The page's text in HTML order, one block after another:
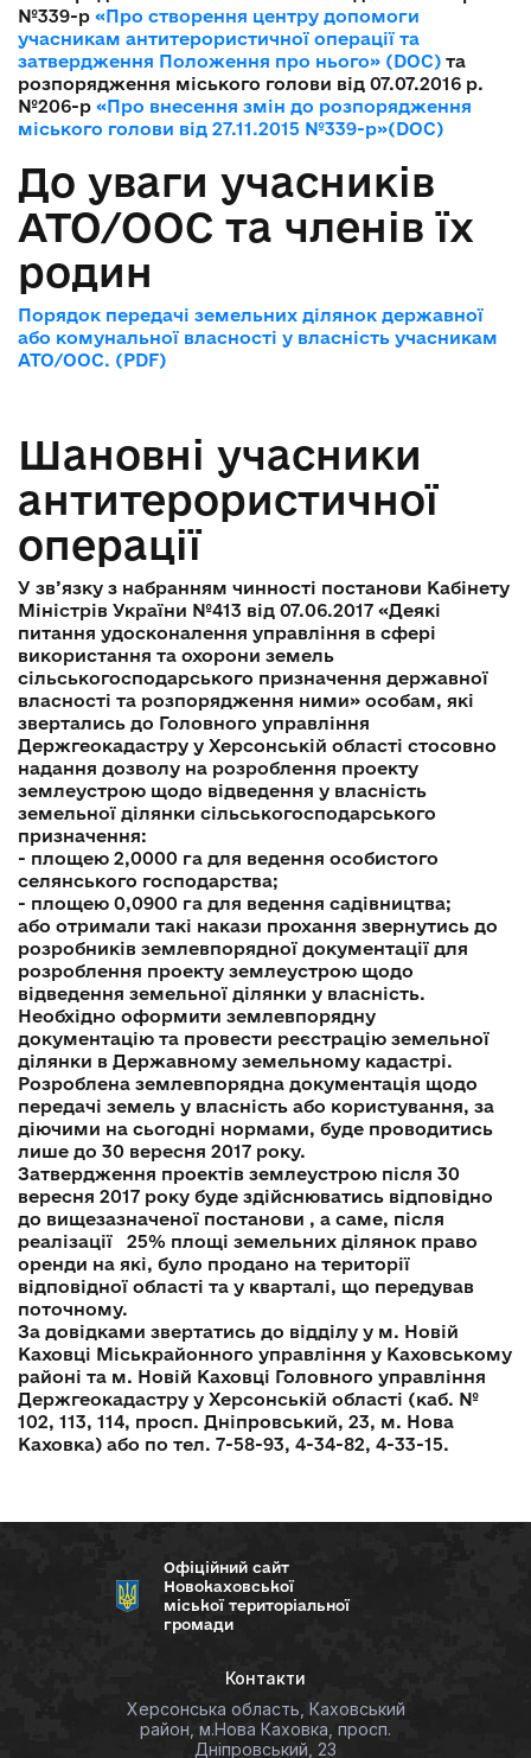
№339-р «Про створення центру допомоги
учасникам антитерористичної операції та
затвердження Положення про нього» (DOC) та
розпорядження міського голови від 07.07.2016 р.
№206-р «Про внесення змін до розпорядження
міського голови від 27.11.2015 №339-р»(DOC)
До уваги учасників
АТО/ООС та членів їх
родин
Порядок передачі земельних ділянок державної
або комунальної власності у власність учасникам
АТО/ООС. (PDF)
Шановні учасники
антитерористичної
операції
У зв’язку з набранням чинності постанови Кабінету
Міністрів України №413 від 07.06.2017 «Деякі
питання удосконалення управління в сфері
використання та охорони земель
сільськогосподарського призначення державної
власності та розпорядження ними» особам, які
звертались до Головного управління
Держгеокадастру у Херсонській області стосовно
надання дозволу на розроблення проекту
землеустрою щодо відведення у власність
земельної ділянки сільськогосподарського
призначення:
- площею 2,0000 га для ведення особистого
селянського господарства;
- площею 0,0900 га для ведення садівництва;
або отримали такі накази прохання звернутись до
розробників землевпорядної документації для
розроблення проекту землеустрою щодо
відведення земельної ділянки у власність.
Необхідно оформити землевпорядну
документацію та провести реєстрацію земельної
ділянки в Державному земельному кадастрі.
Розроблена землевпорядна документація щодо
передачі земель у власність або користування, за
діючими на сьогодні нормами, буде проводитись
лише до 30 вересня 2017 року.
Затвердження проектів землеустрою після 30
вересня 2017 року буде здійснюватись відповідно
до вищезазначеної постанови , а саме, після
реалізації 25% площі земельних ділянок право
оренди на які, було продано на території
відповідної області та у кварталі, що передував
поточному.
За довідками звертатись до відділу у м. Новій
Каховці Міськрайонного управління у Каховському
районі та м. Новій Каховці Головного управління
Держгеокадастру у Херсонській області (каб. №
102, 113, 114, просп. Дніпровський, 23, м. Нова
Каховка) або по тел. 7-58-93, 4-34-82, 4-33-15.
Офіційний сайт
Новокаховської
міської територіальної
громади
Контакти
Херсонська область, Каховський
район, м.Нова Каховка, просп.
Дніпровський, 23